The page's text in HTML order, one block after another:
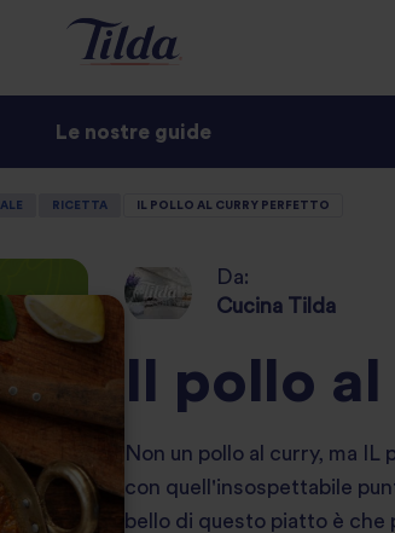
Le nostre guide
RICETTA IL POLLO AL CURRY PERFETTO
Da:
Cucina Tilda
Il pollo
Non un pollo al curry, ma IL
con quell'insospettabile
bello di questo piatto è che